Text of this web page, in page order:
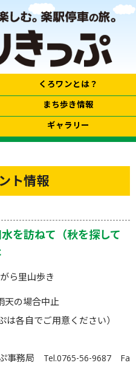
くろワンとは？
まち歩き情報
ギャラリー
ト情報
を訪ねて（秋を探して
ら里山歩き
の場合中止
各自でご用意ください）
事務局 Tel.0765-56-9687 Fa